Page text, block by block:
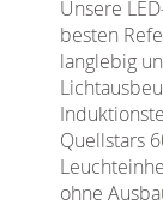
Unsere
besten
langlebig
Quellstars
ohne